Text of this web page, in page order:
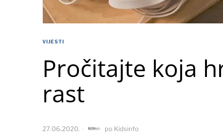
VIJESTI
Pročitajte koja
rast
27.06.2020. po Kidsinfo